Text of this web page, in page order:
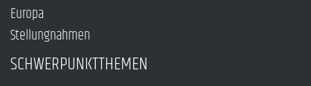
Europa
Stellungnahmen
SCHWERPUNKTTHEMEN